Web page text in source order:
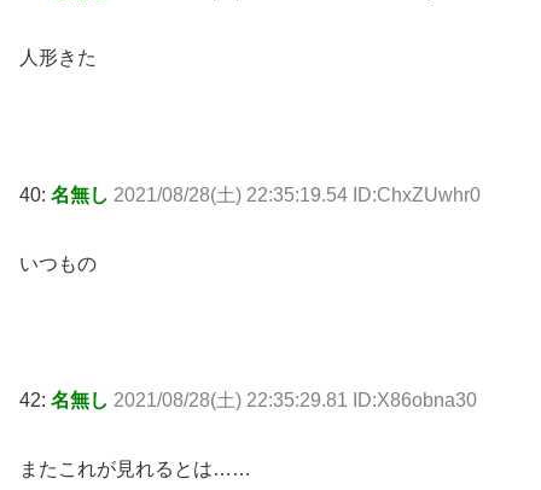
人形きた
40: 名無し 2021/08/28(土) 22:35:19.54 ID:ChxZUwhr0
いつもの
42: 名無し 2021/08/28(土) 22:35:29.81 ID:X86obna30
またこれが見れるとは……